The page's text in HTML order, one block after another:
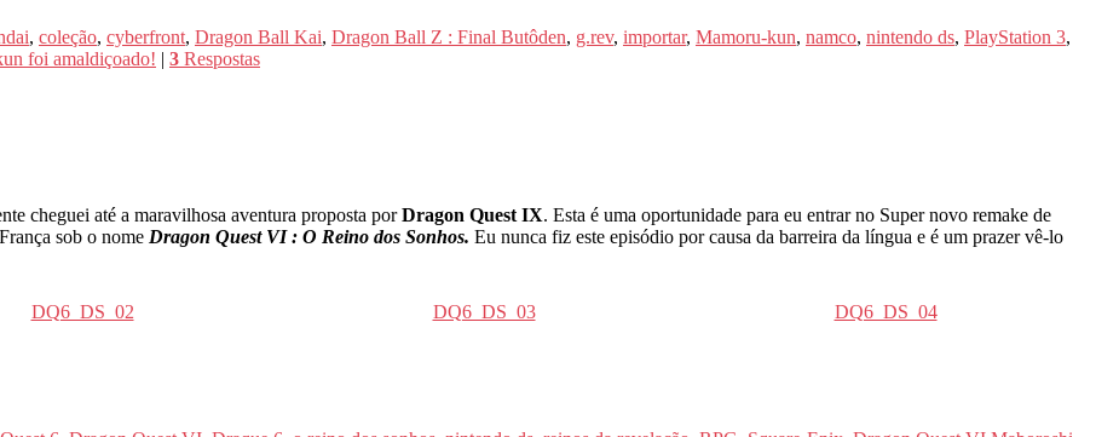
, coleção, cyberfront, Dragon Ball Kai, Dragon Ball Z : Final Butôden, g.rev, importar, Mamoru-kun, namco, nintendo ds, PlayStation 3,
foi amaldiçoado! | 3 Respostas
cheguei até a maravilhosa aventura proposta porDragon Quest IX. Esta é uma oportunidade para eu entrar no Super novo remake de
sob o nome Dragon Quest VI : O Reino dos Sonhos. Eu nunca fiz este episódio por causa da barreira da língua e é um prazer vê-lo
DQ6_DS_02 DQ6_DS_03 DQ6_DS_04